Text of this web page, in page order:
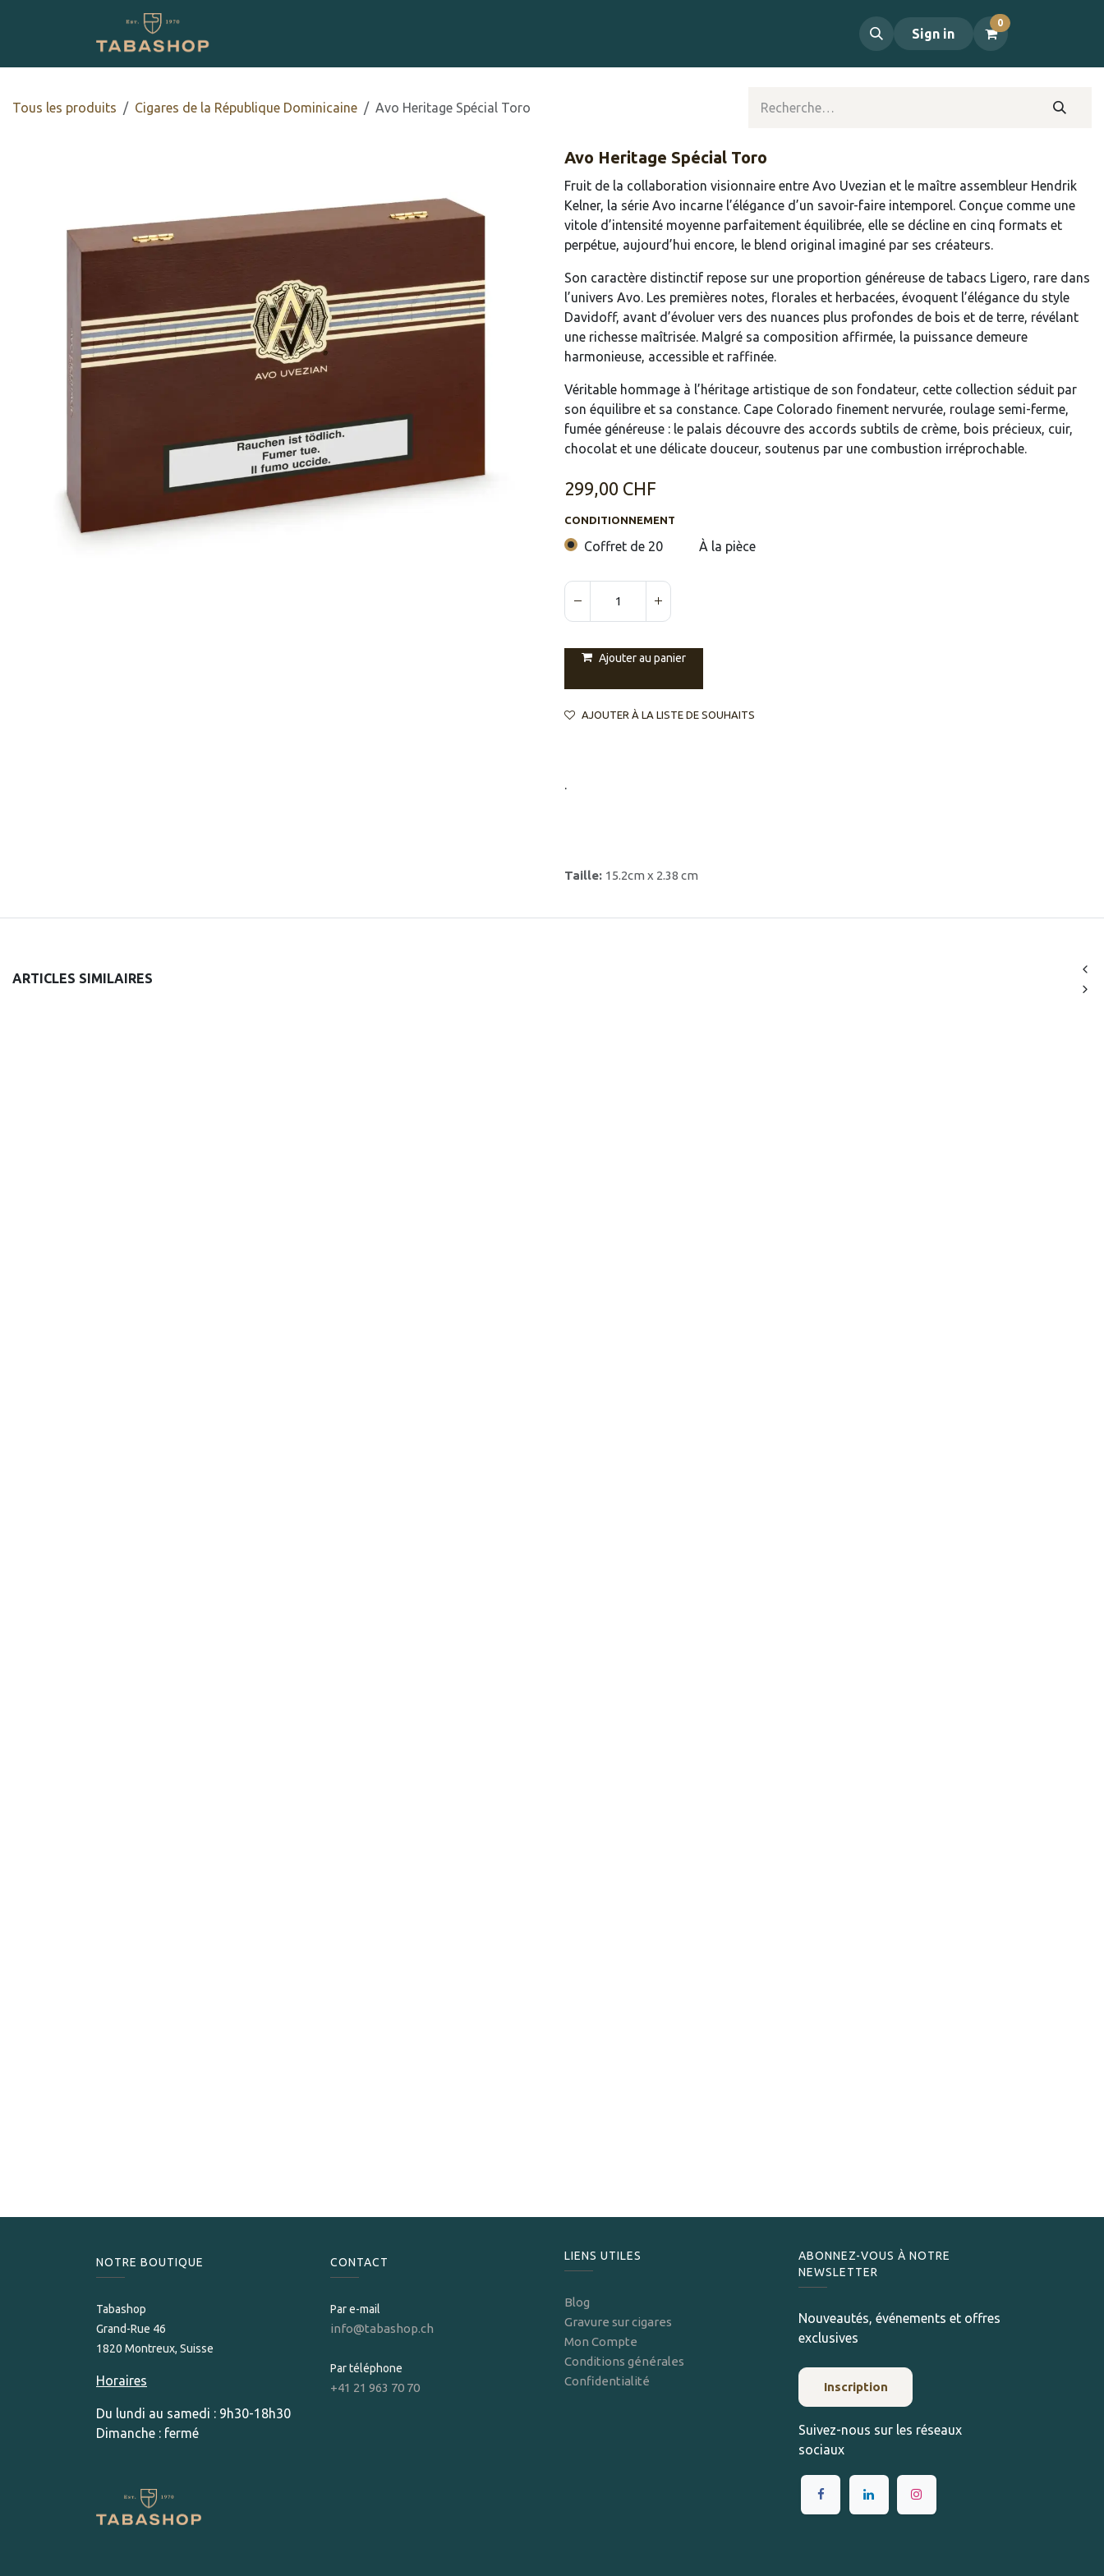
Sign in
0
Tous les produits Cigares de la République Dominicaine Avo Heritage Spécial Toro
Avo Heritage Spécial Toro
Fruit de la collaboration visionnaire entre Avo Uvezian et le maître assembleur Hendrik
Kelner, la série Avo incarne l’élégance d’un savoir-faire intemporel. Conçue comme une
vitole d’intensité moyenne parfaitement équilibrée, elle se décline en cinq formats et
perpétue, aujourd’hui encore, le blend original imaginé par ses créateurs.
Son caractère distinctif repose sur une proportion généreuse de tabacs Ligero, rare dans
l’univers Avo. Les premières notes, florales et herbacées, évoquent l’élégance du style
Davidoff, avant d’évoluer vers des nuances plus profondes de bois et de terre, révélant
une richesse maîtrisée. Malgré sa composition affirmée, la puissance demeure
harmonieuse, accessible et raffinée.
Véritable hommage à l’héritage artistique de son fondateur, cette collection séduit par
son équilibre et sa constance. Cape Colorado finement nervurée, roulage semi-ferme,
fumée généreuse : le palais découvre des accords subtils de crème, bois précieux, cuir,
chocolat et une délicate douceur, soutenus par une combustion irréprochable.
299,00 CHF
CONDITIONNEMENT
Coffret de 20 À la pièce
Ajouter au panier
AJOUTER À LA LISTE DE SOUHAITS
.
Taille: 15.2cm x 2.38 cm
ARTICLES SIMILAIRES
NOTRE BOUTIQUE
Tabashop
Grand-Rue 46
1820 Montreux, Suisse
Horaires
Du lundi au samedi : 9h30-18h30
Dimanche : fermé
CONTACT
Par e-mail
info@tabashop.ch
Par téléphone
+41 21 963 70 70
LIENS UTILES
Blog
Gravure sur cigares
Mon Compte
Conditions générales
Confidentialité
ABONNEZ-VOUS À NOTRE
NEWSLETTER
Nouveautés, événements et offres
exclusives
Inscription
Suivez-nous sur les réseaux
sociaux